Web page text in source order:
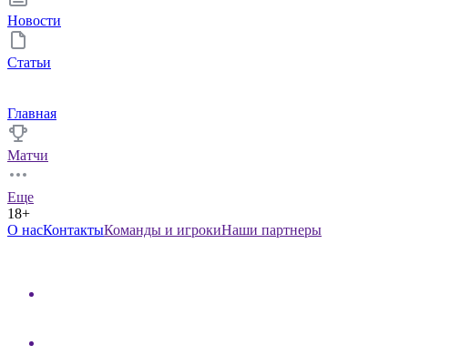
Новости
Статьи
Главная
Матчи
Еще
18+
О насКонтактыКоманды и игрокиНаши партнеры